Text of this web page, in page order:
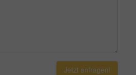
Jetzt anfragen!